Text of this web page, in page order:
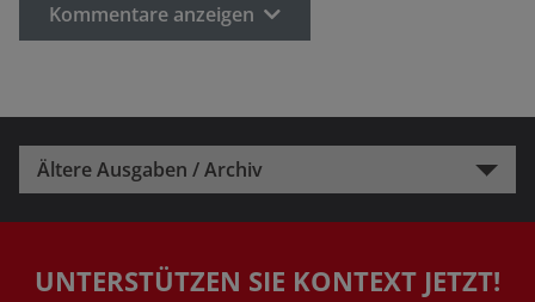
Kommentare anzeigen
Ältere Ausgaben / Archiv
UNTERSTÜTZEN SIE KONTEXT JETZT!